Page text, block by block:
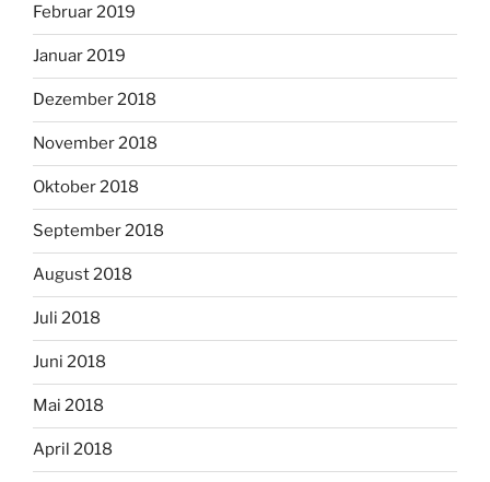
Februar 2019
Januar 2019
Dezember 2018
November 2018
Oktober 2018
September 2018
August 2018
Juli 2018
Juni 2018
Mai 2018
April 2018